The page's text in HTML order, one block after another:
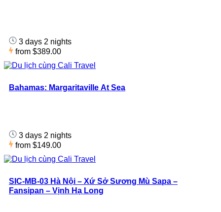
3 days 2 nights
from $389.00
Bahamas: Margaritaville At Sea
3 days 2 nights
from $149.00
SIC-MB-03 Hà Nội – Xứ Sở Sương Mù Sapa –
Fansipan – Vịnh Hạ Long